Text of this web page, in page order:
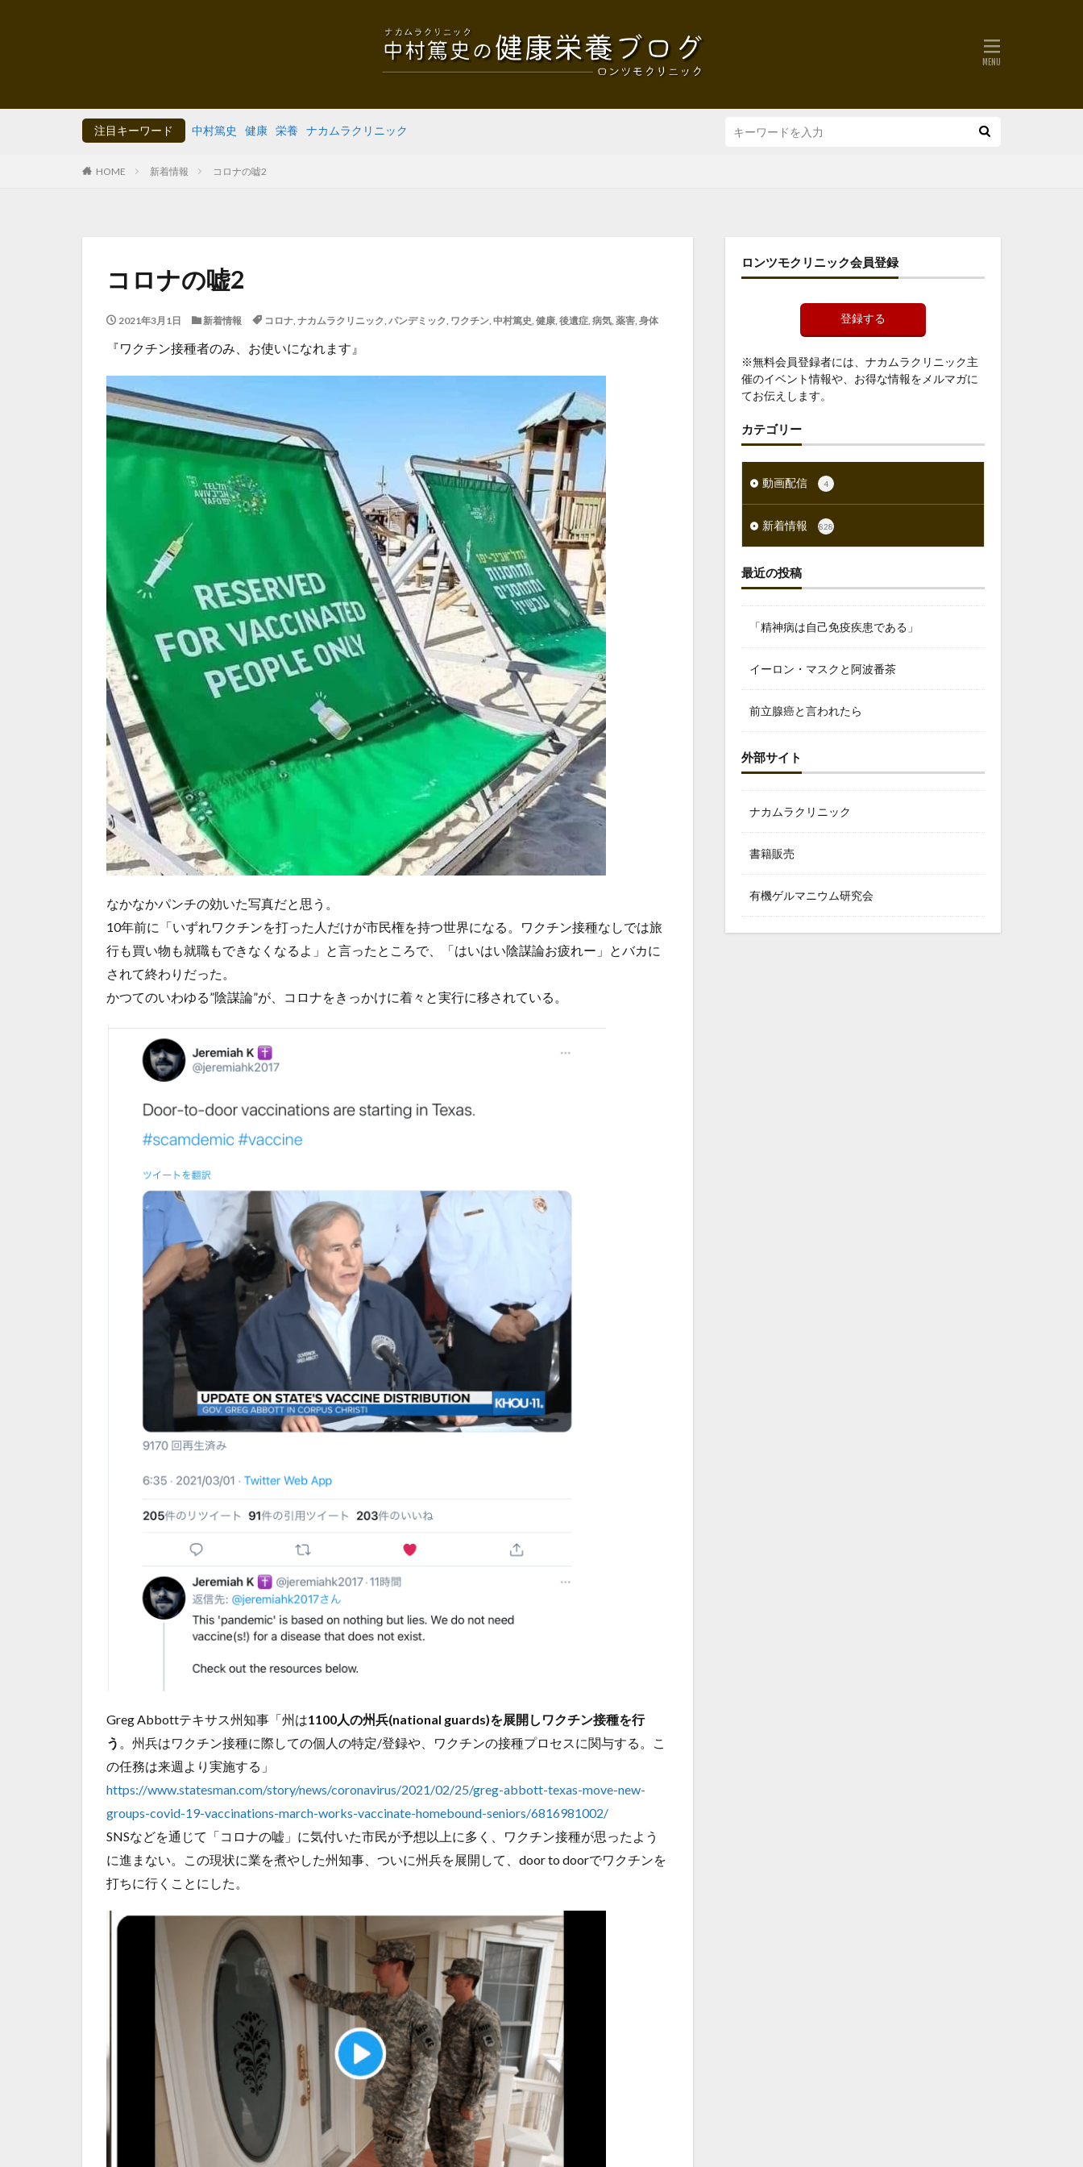
注目キーワード 中村篤史 健康 栄養 ナカムラクリニック
HOME 新着情報 コロナの嘘2
コロナの嘘2
2021年3月1日 新着情報 コロナ, ナカムラクリニック, パンデミック, ワクチン, 中村篤史, 健康, 後遺症, 病気, 薬害, 身体
『ワクチン接種者のみ、お使いになれます』
なかなかパンチの効いた写真だと思う。
10年前に「いずれワクチンを打った人だけが市民権を持つ世界になる。ワクチン接種なしでは旅
行も買い物も就職もできなくなるよ」と言ったところで、「はいはい陰謀論お疲れー」とバカに
されて終わりだった。
かつてのいわゆる”陰謀論”が、コロナをきっかけに着々と実行に移されている。
Greg Abbottテキサス州知事「州は1100人の州兵(national guards)を展開しワクチン接種を行
う 。州兵はワクチン接種に際しての個人の特定/登録や、ワクチンの接種プロセスに関与する。こ
の任務は来週より実施する」
https://www.statesman.com/story/news/coronavirus/2021/02/25/greg-abbott-texas-move-new-
groups-covid-19-vaccinations-march-works-vaccinate-homebound-seniors/6816981002/
SNSなどを通じて「コロナの嘘」に気付いた市民が予想以上に多く、ワクチン接種が思ったよう
に進まない。この現状に業を煮やした州知事、ついに州兵を展開して、door to doorでワクチンを
打ちに行くことにした。
ロンツモクリニック会員登録
登録する
※無料会員登録者には、ナカムラクリニック主
催のイベント情報や、お得な情報をメルマガに
てお伝えします。
カテゴリー
動画配信 4
新着情報 828
最近の投稿
「精神病は自己免疫疾患である」
イーロン・マスクと阿波番茶
前立腺癌と言われたら
外部サイト
ナカムラクリニック
書籍販売
有機ゲルマニウム研究会